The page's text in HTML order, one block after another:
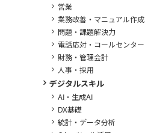
営業
業務改善・マニュアル作成
問題・課題解決力
電話応対・コールセンター
財務・管理会計
人事・採用
デジタルスキル
AI・生成AI
DX基礎
統計・データ分析